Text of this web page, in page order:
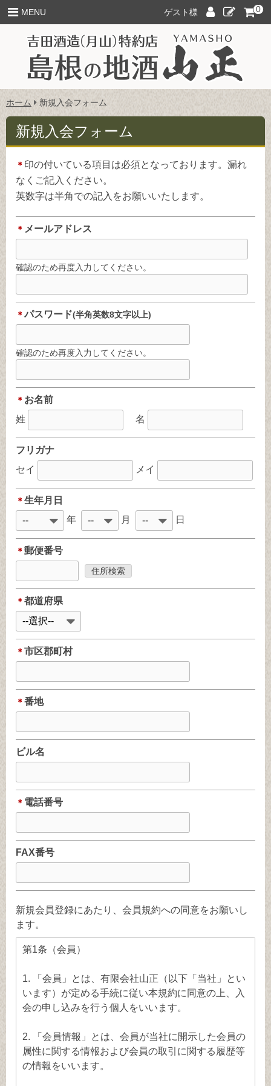
このページの本文へゲスト様
ロ
ン
新
0
MENU
こ
の
置:
ホーム 新規入会フォーム
新規入会フォーム
＊ 印の付いている項目は必須となっております。漏れ
なくご記入ください。
英数字は半角での記入をお願いいたします。
＊ メールアドレス
確認のため再度入力してください。
＊パスワード(半角英数8文字以上)
確認のため再度入力してください。
＊ お名前
姓
名
フリガナ
セイ
メイ
＊生年月日
年
月 日
＊郵便番号
＊都道府県
＊市区郡町村
＊番地
ビル名
＊ 電話番号
FAX番号
新規会員登録にあたり、会員規約への同意をお願いし
ます。